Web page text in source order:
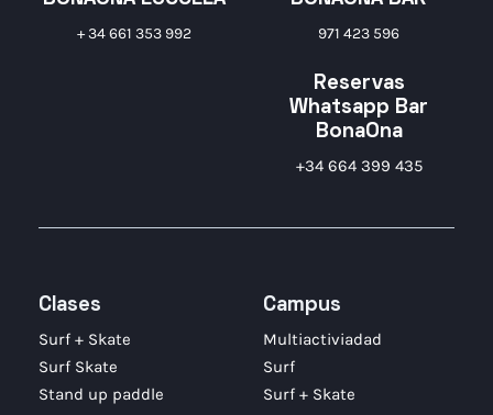
+ 34 661 353 992 971 423 596
Reservas
Whatsapp Bar
BonaOna
+34 664 399 435
Clases
Surf + Skate
Surf Skate
Stand up paddle
Campus
Multiactiviadad
Surf
Surf + Skate